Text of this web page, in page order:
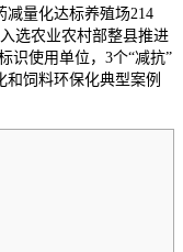
减量化达标养殖场214
选农业农村部整县推进
识使用单位，3个“减抗”
饲料环保化典型案例